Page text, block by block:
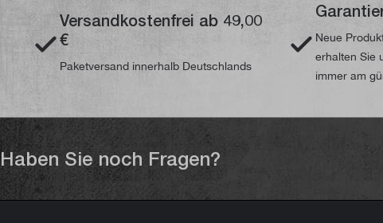
Versandkostenfrei ab 49,00
€
Paketversand innerhalb Deutschlands
Neue
erhalten Sie
immer am
Haben Sie noch Fragen?